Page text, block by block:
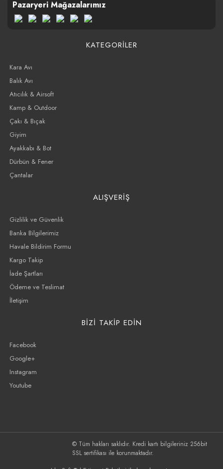
Pazaryeri Mağazalarımız
KATEGORİLER
Kara Avı
Balık Avı
Atıcılık & Airsoft
Kamp & Outdoor
Çakı & Bıçak
Giyim
Ayakkabı & Bot
Dürbün & Fener
Çantalar
ALIŞVERİŞ
Gizlilik ve Güvenlik
Banka Bilgilerimiz
Havale Bildirim Formu
Kargo Takip
İade Şartları
Ödeme ve Teslimat
İletişim
BİZİ TAKİP EDİN
Facebook
Google+
Instagram
Youtube
© Tüm hakları saklıdır. Kredi kartı bilgileriniz 256bit
SSL sertifikası ile korunmaktadır.